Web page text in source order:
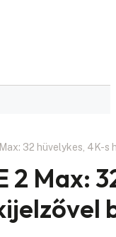
Max: 32 hüvelykes, 4K-
2 Max: